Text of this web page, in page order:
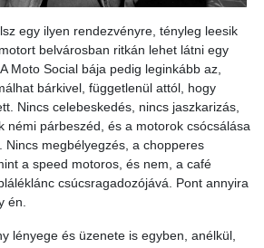
egy ilyen rendezvényre, tényleg leesik
belvárosban ritkán lehet látni egy
Moto Social bája pedig leginkább az,
bárkivel, függetlenül attól, hogy
Nincs celebeskedés, nincs jaszkarizás,
némi párbeszéd, és a motorok csócsálása
Nincs megbélyegzés, a chopperes
a speed motoros, és nem, a café
csúcsragadozójává. Pont annyira
én.
lényege és üzenete is egyben, anélkül,